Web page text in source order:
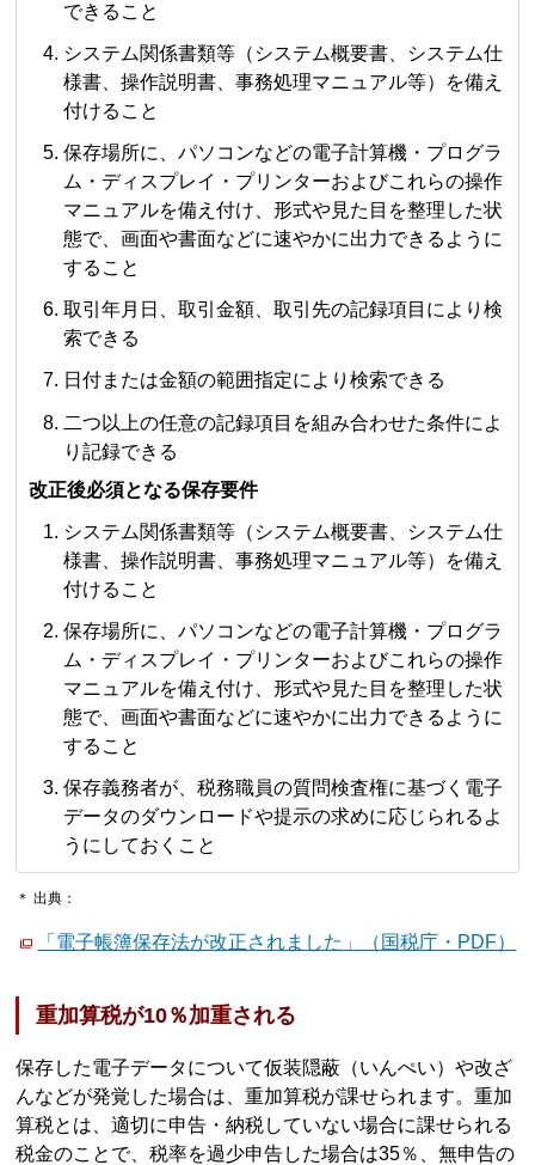
できること
システム関係書類等（システム概要書、システム仕
様書、操作説明書、事務処理マニュアル等）を備え
付けること
保存場所に、パソコンなどの電子計算機・プログラ
ム・ディスプレイ・プリンターおよびこれらの操作
マニュアルを備え付け、形式や見た目を整理した状
態で、画面や書面などに速やかに出力できるように
すること
取引年月日、取引金額、取引先の記録項目により検
索できる
日付または金額の範囲指定により検索できる
二つ以上の任意の記録項目を組み合わせた条件によ
り記録できる
改正後必須となる保存要件
システム関係書類等（システム概要書、システム仕
様書、操作説明書、事務処理マニュアル等）を備え
付けること
保存場所に、パソコンなどの電子計算機・プログラ
ム・ディスプレイ・プリンターおよびこれらの操作
マニュアルを備え付け、形式や見た目を整理した状
態で、画面や書面などに速やかに出力できるように
すること
保存義務者が、税務職員の質問検査権に基づく電子
データのダウンロードや提示の求めに応じられるよ
うにしておくこと
＊ 出典：
「電子帳簿保存法が改正されました」（国税庁・PDF）
重加算税が10％加重される
保存した電子データについて仮装隠蔽（いんぺい）や改ざ
んなどが発覚した場合は、重加算税が課せられます。重加
算税とは、適切に申告・納税していない場合に課せられる
税金のことで、税率を過少申告した場合は35％、無申告の